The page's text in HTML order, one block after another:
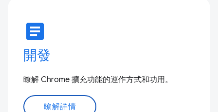
article
開發
瞭解 Chrome 擴充功能的運作方式和功用。
瞭解詳情